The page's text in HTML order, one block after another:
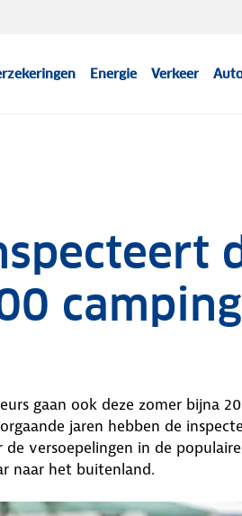
Energie Verkeer
gaan ook deze zomer bijna
jaren hebben de
versoepelingen in de
naar het buitenland.